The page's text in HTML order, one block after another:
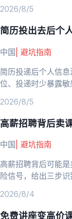
2026/8/5
简历投出去后个
中国 避坑指南
简历投递后个人信
位、投递时少暴露敏
2026/8/5
高薪招聘背后卖
中国 避坑指南
高薪招聘背后可能
险信号，给出三步
2026/8/4
免费讲座变高价